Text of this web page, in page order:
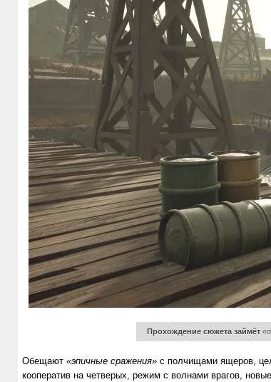
Прохождение сюжета займёт
Обещают «эпичные сражения»с полчищами ящеров,
кооператив на четверых, режим с волнами врагов,